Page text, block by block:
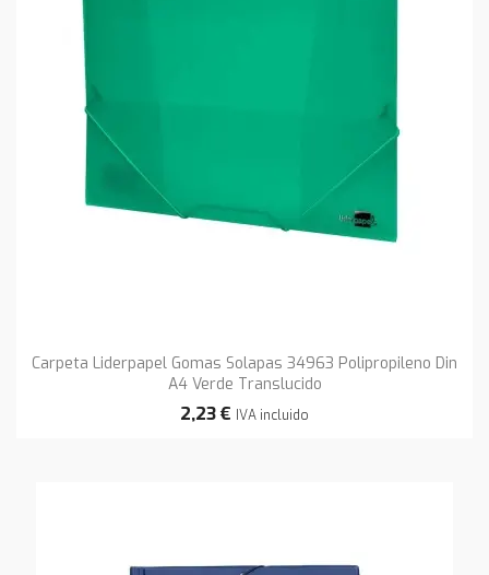
Carpeta Liderpapel Gomas Solapas 34963 Polipropileno Din
A4 Verde Translucido
2,23 € IVA incluido